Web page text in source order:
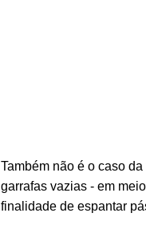
Também não é o caso
garrafas vazias - em
finalidade de espantar